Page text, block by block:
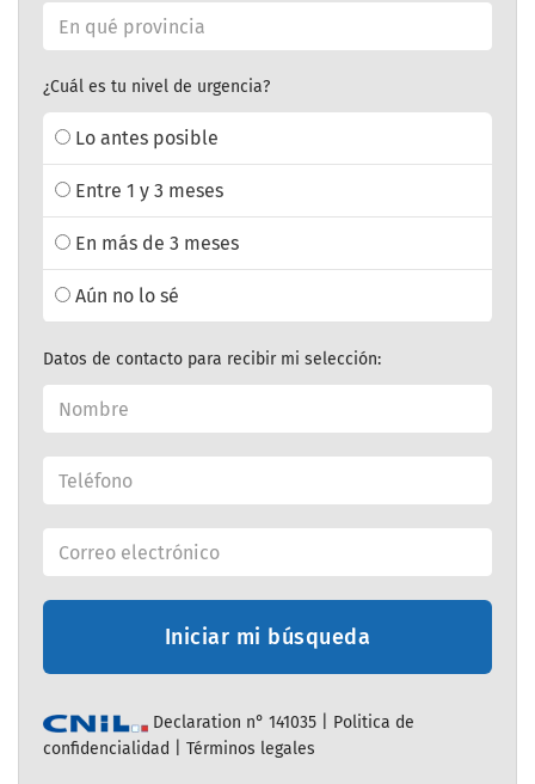
¿Cuál es tu nivel de urgencia?
Lo antes posible
Entre 1 y 3 meses
En más de 3 meses
Aún no lo sé
Datos de contacto para recibir mi selección:
Iniciar mi búsqueda
Declaration n° 141035 | Politica de
confidencialidad
Términos legales